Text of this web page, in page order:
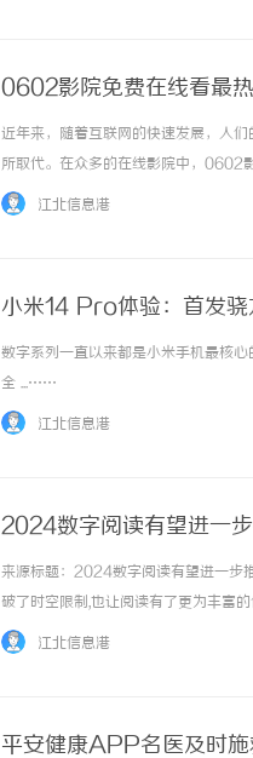
0602影院免费在线看最
近年来，随着互联网的快速发展，人
所取代。在众多的在线影院中，0602
的播放效果赢得了众多观众的喜爱。
江北信息港
小米14 Pro体验：首发
数字系列一直以来都是小米手机最核
全 ...……
江北信息港
2024数字阅读有望进一
来源标题：2024数字阅读有望进一步
破了时空限制,也让阅读有了更为丰富
行街启幕。此次活动联动中国书店、
江北信息港
平安健康APP名医及时